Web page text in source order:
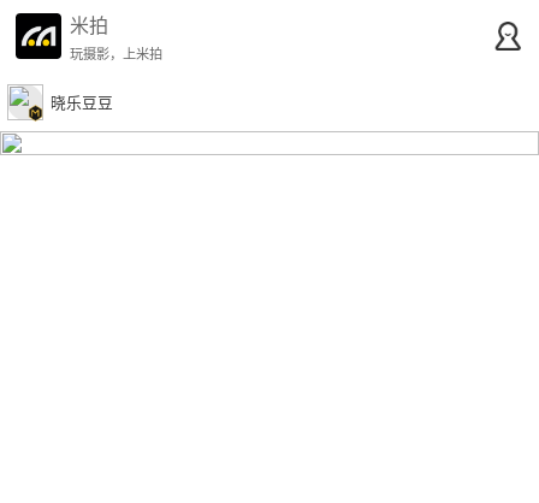
米拍
玩摄影，上米拍
晓乐豆豆